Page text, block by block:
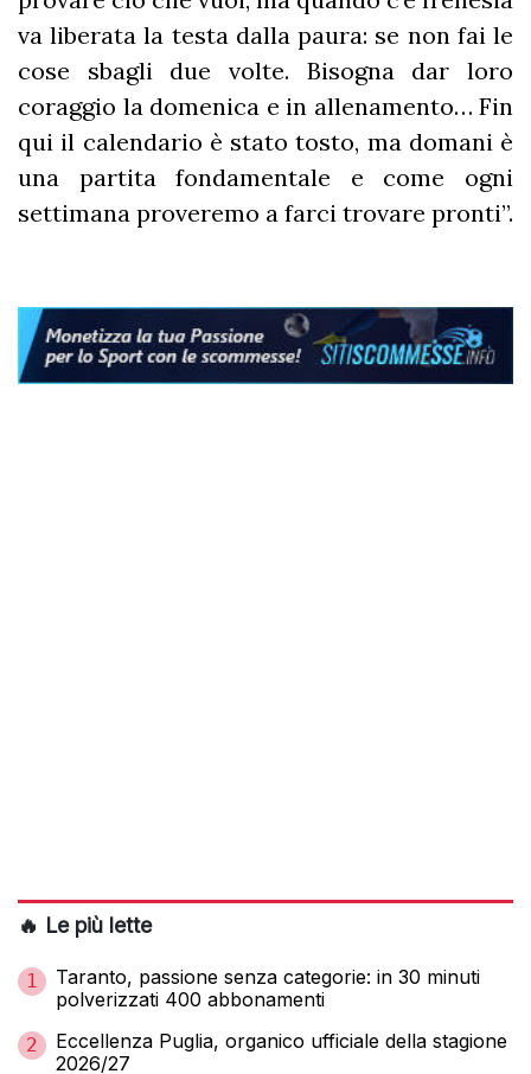
va liberata la testa dalla paura: se non fai le
cose sbagli due volte. Bisogna dar loro
coraggio la domenica e in allenamento… Fin
qui il calendario è stato tosto, ma domani è
una partita fondamentale e come ogni
settimana proveremo a farci trovare pronti”.
🔥 Le più lette
1
Taranto, passione senza categorie: in 30 minuti
polverizzati 400 abbonamenti
2
Eccellenza Puglia, organico ufficiale della stagione
2026/27